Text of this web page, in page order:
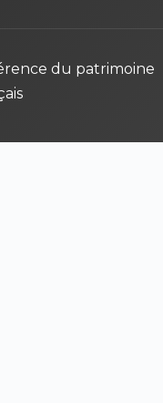
du patrimoine